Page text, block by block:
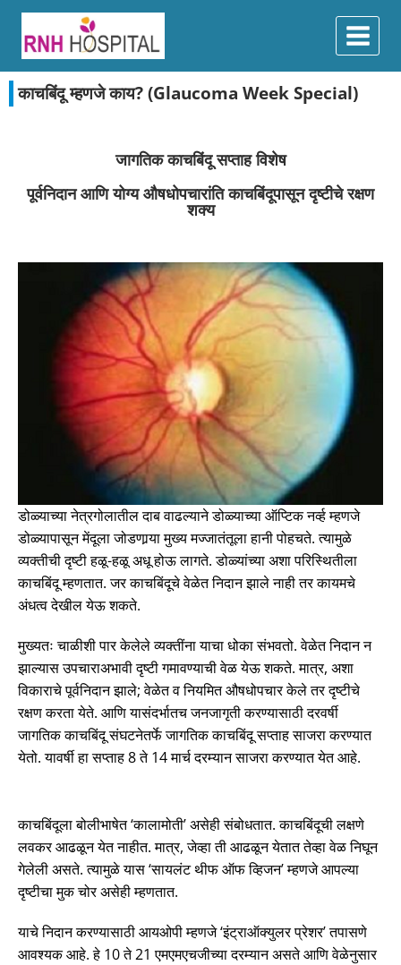
काचबिंदू म्हणजे काय? (Glaucoma Week Special)
जागतिक काचबिंदू सप्ताह विशेष
पूर्वनिदान आणि योग्य औषधोपचारांति काचबिंदूपासून दृष्टीचे रक्षण
शक्य
डोळ्याच्या नेत्रगोलातील दाब वाढल्याने डोळ्याच्या ऑप्टिक नर्व्ह म्हणजे
डोळ्यापासून मेंदूला जोडणार्‍या मुख्य मज्जातंतूला हानी पोहचते. त्यामुळे
व्यक्तीची दृष्टी हळू-हळू अधू होऊ लागते. डोळ्यांच्या अशा परिस्थितीला
काचबिंदू म्हणतात. जर काचबिंदूचे वेळेत निदान झाले नाही तर कायमचे
अंधत्व देखील येऊ शकते.
मुख्यतः चाळीशी पार केलेले व्यक्तींना याचा धोका संभवतो. वेळेत निदान न
झाल्यास उपचाराअभावी दृष्टी गमावण्याची वेळ येऊ शकते. मात्र, अशा
विकाराचे पूर्वनिदान झाले; वेळेत व नियमित औषधोपचार केले तर दृष्टीचे
रक्षण करता येते. आणि यासंदर्भातच जनजागृती करण्यासाठी दरवर्षी
जागतिक काचबिंदू संघटनेतर्फे जागतिक काचबिंदू सप्ताह साजरा करण्यात
येतो. यावर्षी हा सप्ताह 8 ते 14 मार्च दरम्यान साजरा करण्यात येत आहे.
काचबिंदूला बोलीभाषेत ‘कालामोती’ असेही संबोधतात. काचबिंदूची लक्षणे
लवकर आढळून येत नाहीत. मात्र, जेव्हा ती आढळून येतात तेव्हा वेळ निघून
गेलेली असते. त्यामुळे यास ‘सायलंट थीफ ऑफ व्हिजन’ म्हणजे आपल्या
दृष्टीचा मुक चोर असेही म्हणतात.
याचे निदान करण्यासाठी आयओपी म्हणजे ‘इंट्राऑक्युलर प्रेशर’ तपासणे
आवश्यक आहे. हे 10 ते 21 एमएमएचजीच्या दरम्यान असते आणि वेळेनुसार